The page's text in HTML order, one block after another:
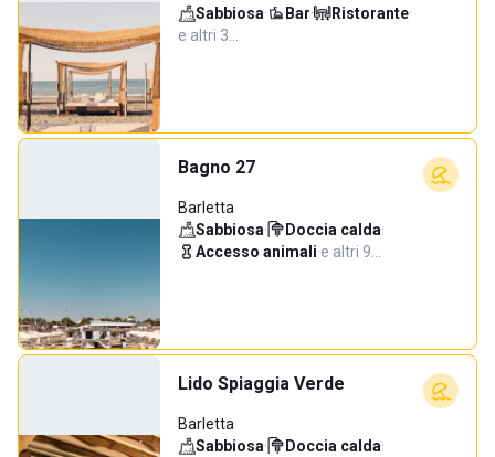
Sabbiosa· Bar· Ristorante·
e altri 3…
Bagno 27
Barletta
Sabbiosa· Doccia calda·
Accesso animali·e altri 9…
Lido Spiaggia Verde
Barletta
Sabbiosa· Doccia calda·